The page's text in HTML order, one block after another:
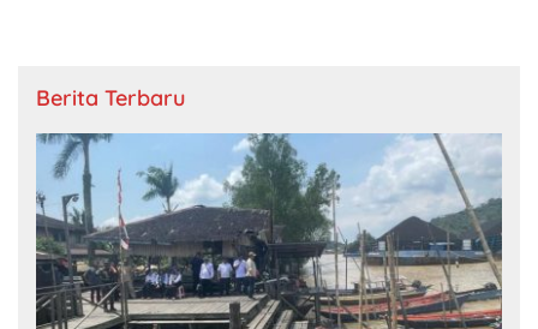
Berita Terbaru